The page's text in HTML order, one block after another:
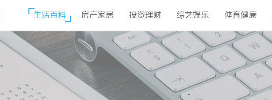
生活百科 房产家居 投资理财 综艺娱乐 体育健康